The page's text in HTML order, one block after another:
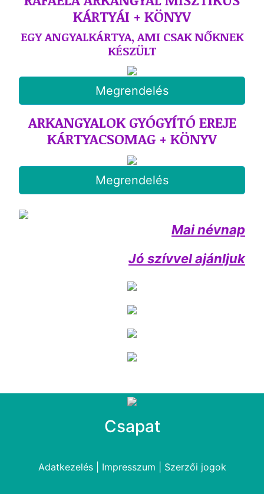
KÁRTYÁI + KÖNYV
EGY ANGYALKÁRTYA, AMI CSAK NŐKNEK
KÉSZÜLT
Megrendelés
ARKANGYALOK GYÓGYÍTÓ EREJE
KÁRTYACSOMAG + KÖNYV
Megrendelés
Mai névnap
Jó szívvel ajánljuk
Csapat
Adatkezelés| Impresszum Szerzői jogok